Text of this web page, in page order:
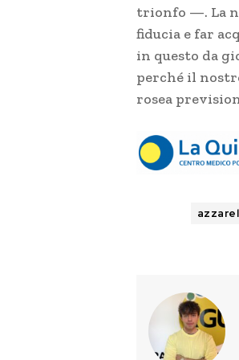
trionfo —. La
fiducia e far
in questo da
perché il
rosea